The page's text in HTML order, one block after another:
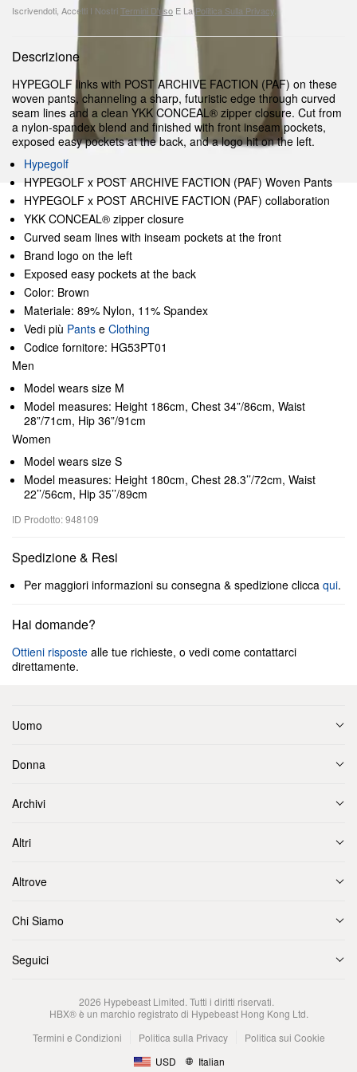
Iscrivendoti, Accetti I NostriTermini D'uso E LaPolitica Sulla Privacy
Descrizione
HYPEGOLF links with POST ARCHIVE FACTION (PAF) on these
woven pants, channeling a sharp, futuristic edge through curved
seam lines and a clean YKK CONCEAL® zipper closure. Cut from
a nylon-spandex blend and finished with front inseam pockets,
exposed easy pockets at the back, and a logo hit on the left.
Hypegolf
HYPEGOLF x POST ARCHIVE FACTION (PAF) Woven Pants
HYPEGOLF x POST ARCHIVE FACTION (PAF) collaboration
YKK CONCEAL® zipper closure
Curved seam lines with inseam pockets at the front
Brand logo on the left
Exposed easy pockets at the back
Color: Brown
Materiale: 89% Nylon, 11% Spandex
Vedi più Pants e Clothing
Codice fornitore: HG53PT01
Men
Model wears size M
Model measures: Height 186cm, Chest 34”/86cm, Waist
28”/71cm, Hip 36”/91cm
Women
Model wears size S
Model measures: Height 180cm, Chest 28.3’’/72cm, Waist
22’’/56cm, Hip 35’’/89cm
ID Prodotto: 948109
Spedizione & Resi
Per maggiori informazioni su consegna & spedizione clicca qui.
Hai domande?
Ottieni risposte alle tue richieste, o vedi come contattarci
direttamente.
Uomo
Donna
Archivi
Altri
Altrove
Chi Siamo
Seguici
2026 Hypebeast Limited. Tutti i diritti riservati.
HBX® è un marchio registrato di Hypebeast Hong Kong Ltd.
Termini e Condizioni
Politica sulla Privacy
Politica sui Cookie
USD
Italian